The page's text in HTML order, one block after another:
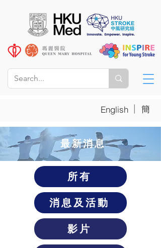
English | 簡
​最新消息
所有
消息及活動
影片